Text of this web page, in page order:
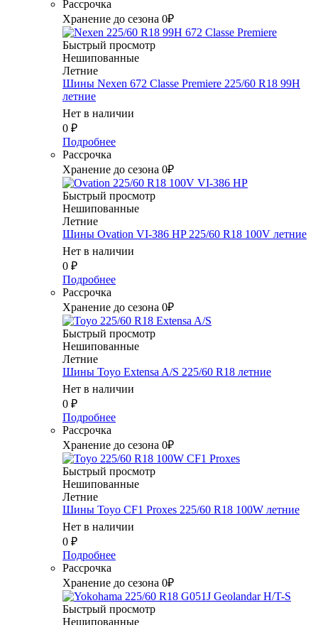
Рассрочка
Хранение до сезона 0₽
Быстрый просмотр
Нешипованные
Летние
Шины Nexen 672 Classe Premiere 225/60 R18 99H
летние
Нет в наличии
0 ₽
Подробнее
Рассрочка
Хранение до сезона 0₽
Быстрый просмотр
Нешипованные
Летние
Шины Ovation VI-386 HP 225/60 R18 100V летние
Нет в наличии
0 ₽
Подробнее
Рассрочка
Хранение до сезона 0₽
Быстрый просмотр
Нешипованные
Летние
Шины Toyo Extensa A/S 225/60 R18 летние
Нет в наличии
0 ₽
Подробнее
Рассрочка
Хранение до сезона 0₽
Быстрый просмотр
Нешипованные
Летние
Шины Toyo CF1 Proxes 225/60 R18 100W летние
Нет в наличии
0 ₽
Подробнее
Рассрочка
Хранение до сезона 0₽
Быстрый просмотр
Нешипованные